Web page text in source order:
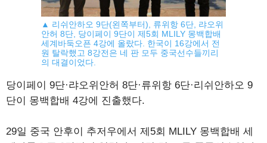
▲ 리쉬안하오 9단(왼쪽부터), 류위항 6단, 랴오위
안허 8단, 당이페이 9단이 제5회 MLILY 몽백합배
세계바둑오픈 4강에 올랐다. 한국이 16강에서 전
원 탈락했고 8강전은 네 판 모두 중국선수들끼리
의 대결이었다.
당이페이 9단·랴오위안허 8단·류위항 6단·리쉬안하오 9
단이 몽백합배 4강에 진출했다.
29일 중국 안후이 추저우에서 제5회 MLILY 몽백합배 세